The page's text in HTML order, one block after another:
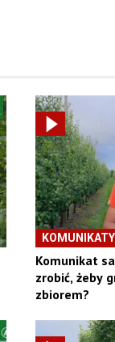
Komunikat
zrobić, żeby
zbiorem?